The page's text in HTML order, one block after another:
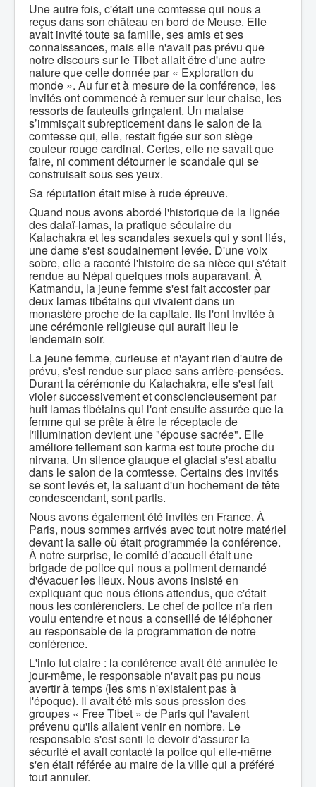
Une autre fois, c'était une comtesse qui nous a
reçus dans son château en bord de Meuse. Elle
avait invité toute sa famille, ses amis et ses
connaissances, mais elle n'avait pas prévu que
notre discours sur le Tibet allait être d'une autre
nature que celle donnée par « Exploration du
monde ». Au fur et à mesure de la conférence, les
invités ont commencé à remuer sur leur chaise, les
ressorts de fauteuils grinçaient. Un malaise
s’immisçait subrepticement dans le salon de la
comtesse qui, elle, restait figée sur son siège
couleur rouge cardinal. Certes, elle ne savait que
faire, ni comment détourner le scandale qui se
construisait sous ses yeux.
Sa réputation était mise à rude épreuve.
Quand nous avons abordé l'historique de la lignée
des dalaï-lamas, la pratique séculaire du
Kalachakra et les scandales sexuels qui y sont liés,
une dame s'est soudainement levée. D'une voix
sobre, elle a raconté l'histoire de sa nièce qui s'était
rendue au Népal quelques mois auparavant. À
Katmandu, la jeune femme s'est fait accoster par
deux lamas tibétains qui vivaient dans un
monastère proche de la capitale. Ils l'ont invitée à
une cérémonie religieuse qui aurait lieu le
lendemain soir.
La jeune femme, curieuse et n'ayant rien d'autre de
prévu, s'est rendue sur place sans arrière-pensées.
Durant la cérémonie du Kalachakra, elle s'est fait
violer successivement et consciencieusement par
huit lamas tibétains qui l'ont ensuite assurée que la
femme qui se prête à être le réceptacle de
l'illumination devient une "épouse sacrée". Elle
améliore tellement son karma est toute proche du
nirvana. Un silence glauque et glacial s'est abattu
dans le salon de la comtesse. Certains des invités
se sont levés et, la saluant d'un hochement de tête
condescendant, sont partis.
Nous avons également été invités en France. À
Paris, nous sommes arrivés avec tout notre matériel
devant la salle où était programmée la conférence.
À notre surprise, le comité d’accueil était une
brigade de police qui nous a poliment demandé
d'évacuer les lieux. Nous avons insisté en
expliquant que nous étions attendus, que c'était
nous les conférenciers. Le chef de police n'a rien
voulu entendre et nous a conseillé de téléphoner
au responsable de la programmation de notre
conférence.
L'info fut claire : la conférence avait été annulée le
jour-même, le responsable n'avait pas pu nous
avertir à temps (les sms n'existaient pas à
l'époque). Il avait été mis sous pression des
groupes « Free Tibet » de Paris qui l'avaient
prévenu qu'ils allaient venir en nombre. Le
responsable s'est senti le devoir d'assurer la
sécurité et avait contacté la police qui elle-même
s'en était référée au maire de la ville qui a préféré
tout annuler.